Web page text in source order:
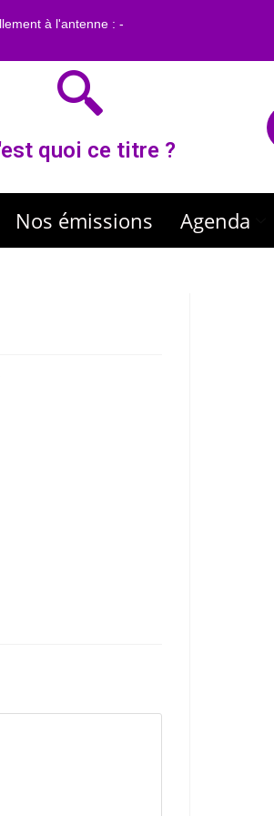
quoi ce titre ?
Nos émissions Agenda